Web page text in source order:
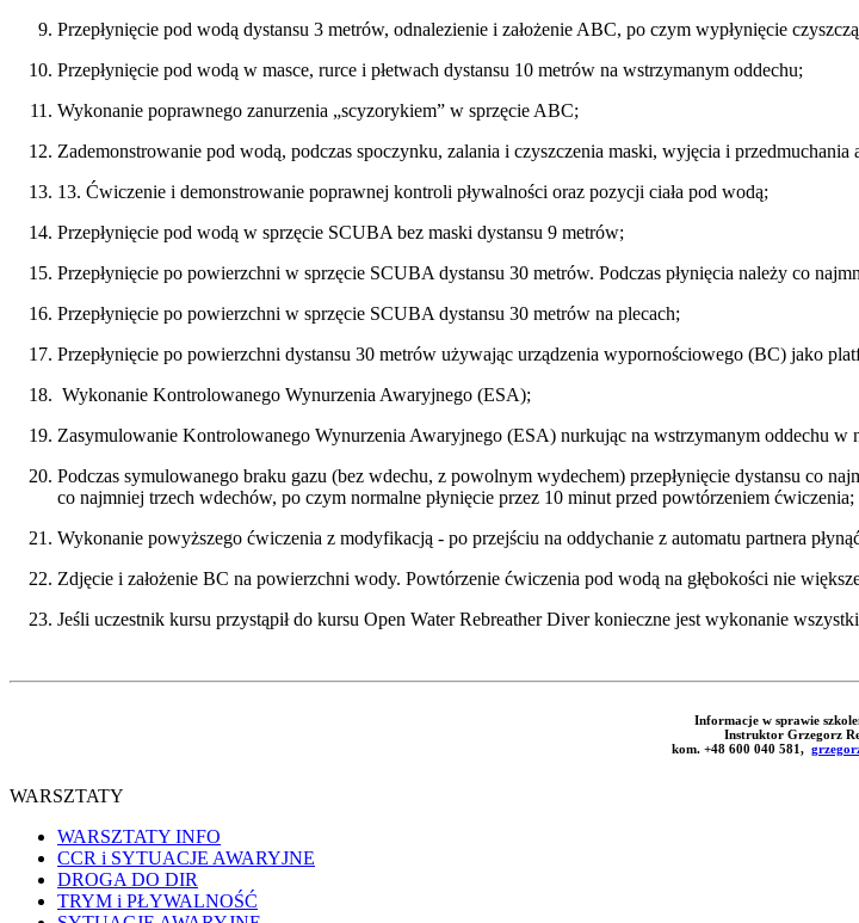
Przepłynięcie pod wodą dystansu 3 metrów, odnalezienie i założenie ABC, po czym wypłynięcie
Przepłynięcie pod wodą w masce, rurce i płetwach dystansu 10 metrów na wstrzymanym oddechu;
Wykonanie poprawnego zanurzenia „scyzorykiem” w sprzęcie ABC;
Zademonstrowanie pod wodą, podczas spoczynku, zalania i czyszczenia maski, wyjęcia i przedmuchania
13. Ćwiczenie i demonstrowanie poprawnej kontroli pływalności oraz pozycji ciała pod wodą;
Przepłynięcie pod wodą w sprzęcie SCUBA bez maski dystansu 9 metrów;
Przepłynięcie po powierzchni w sprzęcie SCUBA dystansu 30 metrów. Podczas płynięcia należy co
Przepłynięcie po powierzchni w sprzęcie SCUBA dystansu 30 metrów na plecach;
Przepłynięcie po powierzchni dystansu 30 metrów używając urządzenia wypornościowego (BC) jako
Wykonanie Kontrolowanego Wynurzenia Awaryjnego (ESA);
Zasymulowanie Kontrolowanego Wynurzenia Awaryjnego (ESA) nurkując na wstrzymanym oddechu w
Podczas symulowanego braku gazu (bez wdechu, z powolnym wydechem) przepłynięcie dystansu co
co najmniej trzech wdechów, po czym normalne płynięcie przez 10 minut przed powtórzeniem ćwiczenia;
Wykonanie powyższego ćwiczenia z modyfikacją - po przejściu na oddychanie z automatu partnera
Zdjęcie i założenie BC na powierzchni wody. Powtórzenie ćwiczenia pod wodą na głębokości nie
Jeśli uczestnik kursu przystąpił do kursu Open Water Rebreather Diver konieczne jest wykonanie
Informacje w sprawie
Instruktor Grzegorz
kom. +48 600 040 581,
WARSZTATY
WARSZTATY INFO
CCR i SYTUACJE AWARYJNE
DROGA DO DIR
TRYM i PŁYWALNOŚĆ